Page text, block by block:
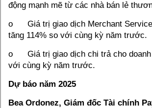
động mạnh mẽ từ các nhà bán lẻ
ο Giá trị giao dịch Merchant
tăng 114% so với cùng kỳ năm trước.
ο Giá trị giao dịch chi trả cho doanh
với cùng kỳ năm trước.
Dự báo năm 2025
Bea Ordonez, Giám đốc Tài chính